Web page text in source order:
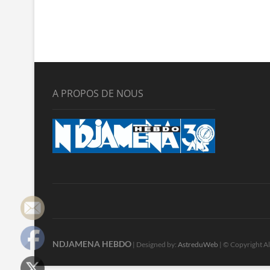
A PROPOS DE NOUS
NDJAMENA HEBDO | Designed by: AstreduWeb | © Copyright